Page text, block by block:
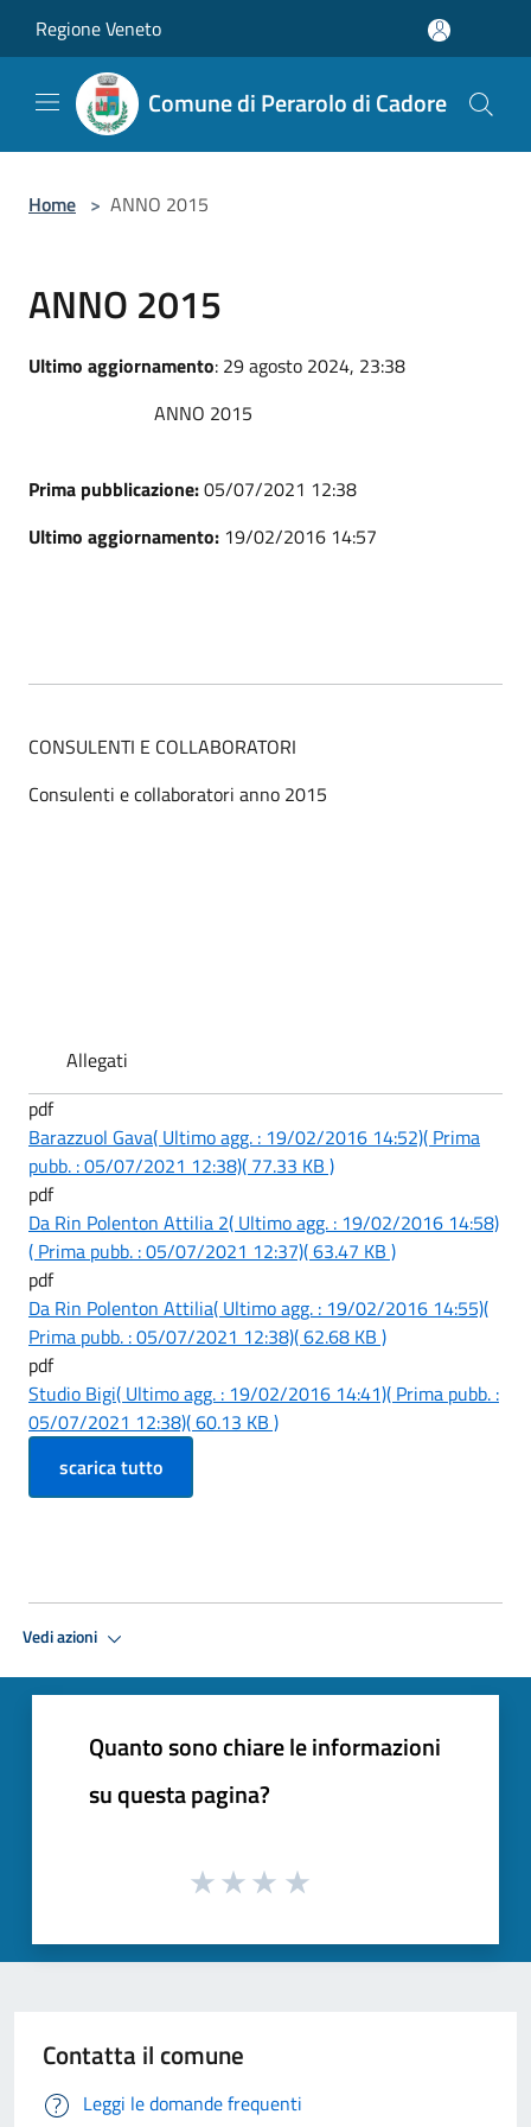
Regione Veneto
Comune di Perarolo di Cadore
Home > ANNO 2015
ANNO 2015
Ultimo aggiornamento: 29 agosto 2024, 23:38
ANNO 2015
Prima pubblicazione:05/07/2021 12:38
Ultimo aggiornamento: 19/02/2016 14:57
CONSULENTI E COLLABORATORI
Consulenti e collaboratori anno 2015
Allegati
pdf
Barazzuol Gava( Ultimo agg. : 19/02/2016 14:52)( Prima
pubb. : 05/07/2021 12:38)( 77.33 KB )
pdf
Da Rin Polenton Attilia 2( Ultimo agg. : 19/02/2016 14:58)
( Prima pubb. : 05/07/2021 12:37)( 63.47 KB )
pdf
Da Rin Polenton Attilia( Ultimo agg. : 19/02/2016 14:55)(
Prima pubb. : 05/07/2021 12:38)( 62.68 KB )
pdf
Studio Bigi( Ultimo agg. : 19/02/2016 14:41)( Prima pubb. :
05/07/2021 12:38)( 60.13 KB )
scarica tutto
Vedi azioni
Quanto sono chiare le informazioni
su questa pagina?
Contatta il comune
Leggi le domande frequenti